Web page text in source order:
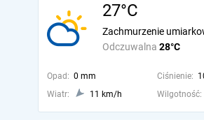
27°C
Odczuwalna 28°C
Zachmurzenie
Opad: 0 mm Ciśnienie:
Wiatr:
11 km/h Wilgotność: